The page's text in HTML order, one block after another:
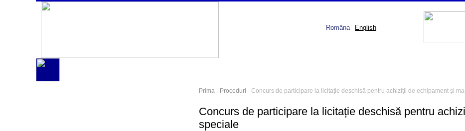
Româna English
Prima - Proceduri - Concurs de participare la licitație deschisă pentru achiziții de echipament și
Concurs de participare la licitație deschisă pentru
speciale